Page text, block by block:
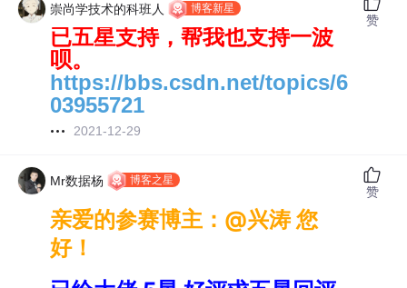
崇尚学技术的科班人 博客新星
已五星支持，帮我也支持一波
呗。
https://bbs.csdn.net/topics/6
03955721
2021-12-29
赞
Mr数据杨 博客之星
亲爱的参赛博主：@兴涛 您
好！
赞